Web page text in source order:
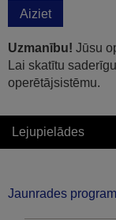
Aiziet
Uzmanību! Jūsu
Lai skatītu
operētājsistēmu.
Lejupielādes
Jaunrades